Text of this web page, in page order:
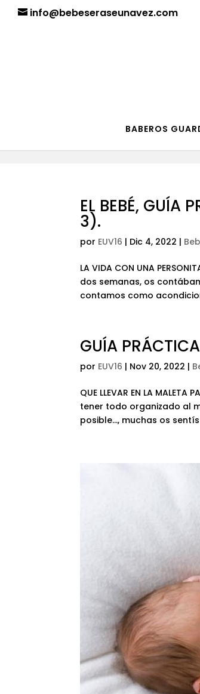
¡Aviso importante para tod@s! Si necesitan
info@bebeseraseunavez.com
BABEROS
EL BEBÉ, GUÍA
3).
por EUV16 | Dic 4, 2022 |
LA VIDA CON UNA
dos semanas, os
contamos como
GUÍA
por EUV16 | Nov 20, 2022 |
QUE LLEVAR EN LA
tener todo organizado al
posible…, muchas os